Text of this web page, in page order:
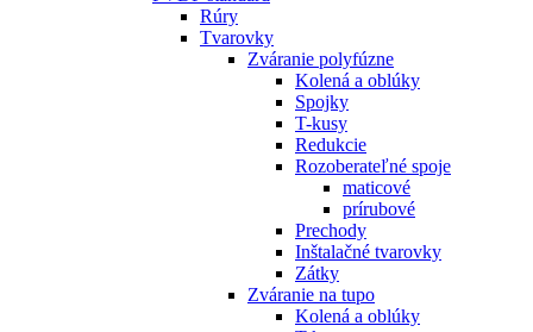
Rúry
Tvarovky
Zváranie polyfúzne
Kolená a oblúky
Spojky
T-kusy
Redukcie
Rozoberateľné spoje
maticové
prírubové
Prechody
Inštalačné tvarovky
Zátky
Zváranie na tupo
Kolená a oblúky